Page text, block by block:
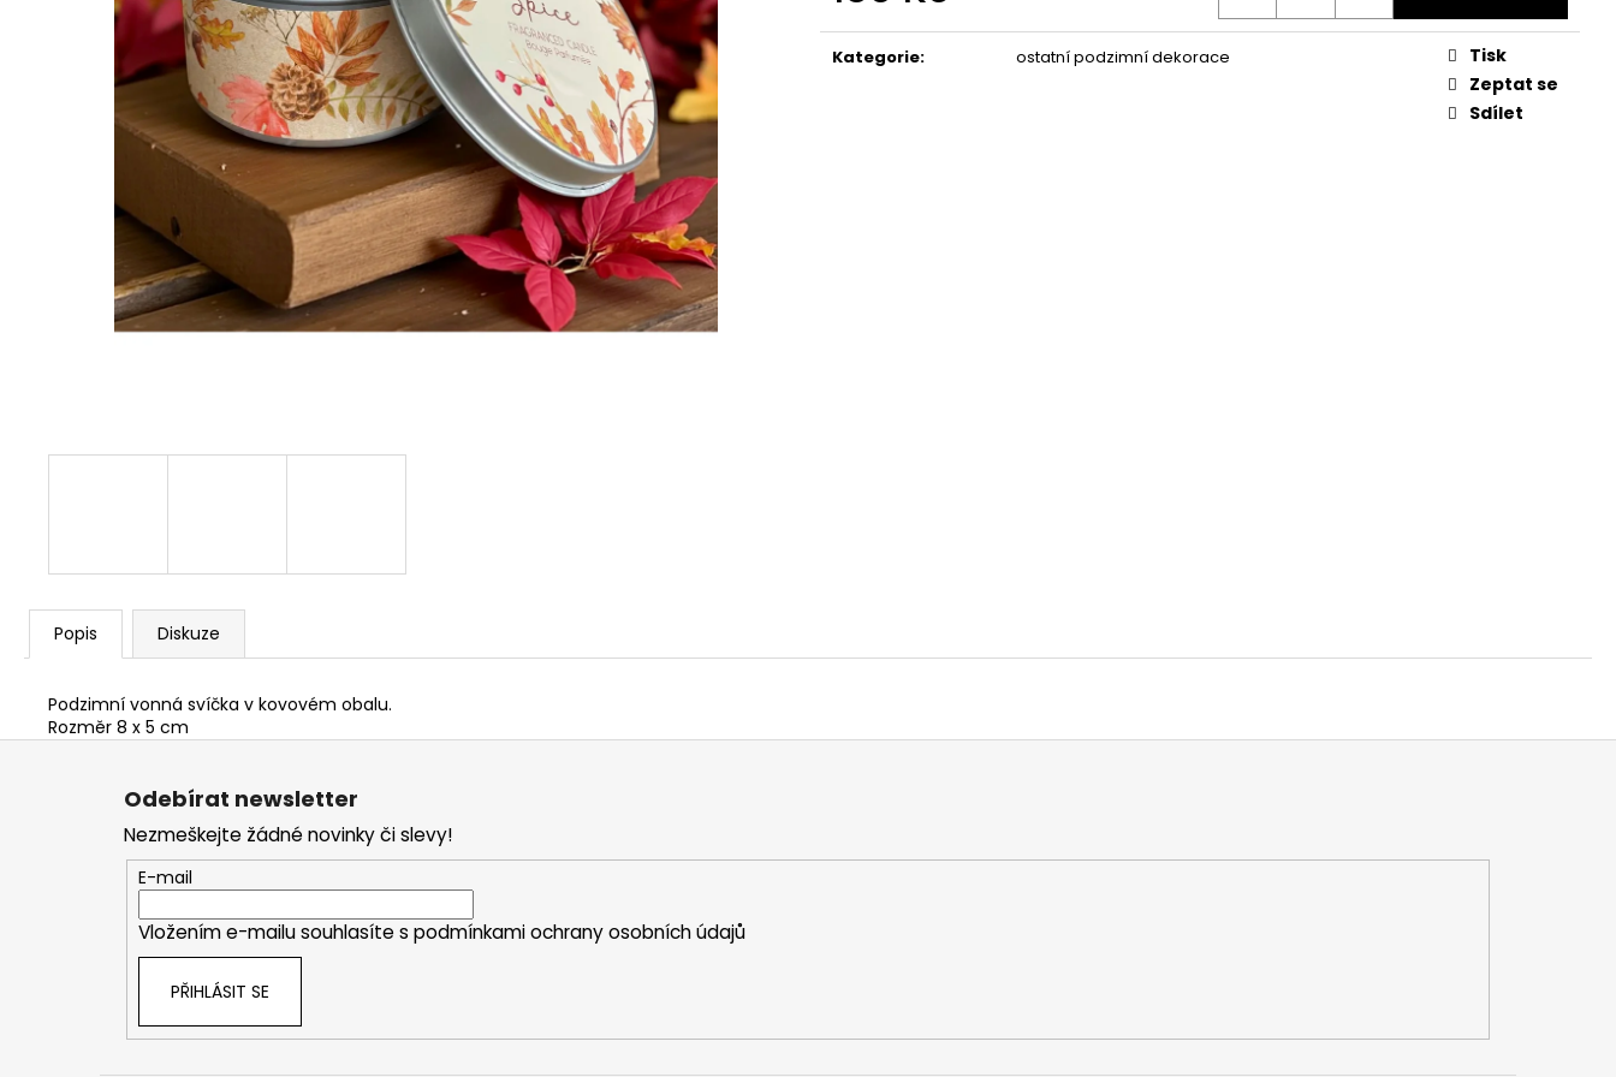
cena:
Kategorie: ostatní podzimní dekorace
Tisk
Zeptat se
Sdílet
Popis Diskuze
Podzimní vonná svíčka v kovovém obalu.
Rozměr 8 x 5 cm
STABILIZOVANÁ KVĚTINA, VĚČNÁ RŮŽE
ANDĚL
419 Kč
STABILIZOVANÁ KVĚTINA, VĚČNÁ RŮŽE
ANDĚL
389 Kč
STABILIZOVANÁ KVĚTINA, VĚČNÁ RŮŽE
ANDĚL
Z
Odebírat newsletter
Nezmeškejte žádné novinky či slevy!
E-mail
Vložením e-mailu souhlasíte s podmínkami ochrany osobních údajů
PŘIHLÁSIT SE